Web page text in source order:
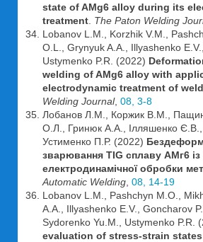
state of AMg6 alloy during its
treatment The Paton Welding
Lobanov L.M., Korzhik V.M.,
O.L., Grynyuk A.A., Illyashenko
Ustymenko P.R. (2022)
welding of AMg6 alloy with
electrodynamic treatment of
Welding Journal, 08, 3-8
Лобанов Л.М., Коржик В.М.,
О.Л., Гринюк А.А., Ілляшенко Є.В.,
Устименко П.Р. (2022)
зварювання TIG сплаву AMг6
електродинамічної обробки
Automatic Welding 08, 14-19
Lobanov L.M., Pashchyn M.O.,
A.A., Illyashenko E.V., Goncharov
Sydorenko Yu.M., Ustymenko P.R.
evaluation of stress-strain